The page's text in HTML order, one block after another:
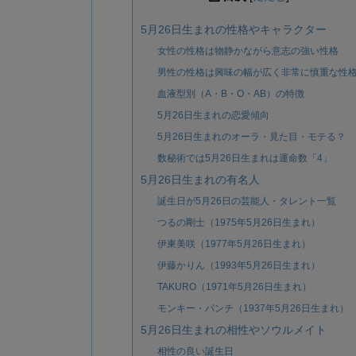
5月26日生まれの性格やキャラクター
女性の性格は物静かながら意志の強い性格
男性の性格は興味の幅が広く非常に慎重な性
血液型別（A・B・O・AB）の特徴
5月26日生まれの恋愛傾向
5月26日生まれのオーラ・見た目・モテる？
数秘術では5月26日生まれは運命数「4」
5月26日生まれの有名人
誕生日が5月26日の芸能人・タレント一覧
つるの剛士（1975年5月26日生まれ）
伊東美咲（1977年5月26日生まれ）
伊藤かりん（1993年5月26日生まれ）
TAKURO（1971年5月26日生まれ）
モンキー・パンチ（1937年5月26日生まれ）
5月26日生まれの相性やソウルメイト
相性の良い誕生日